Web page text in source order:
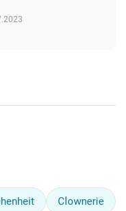
Clownerie